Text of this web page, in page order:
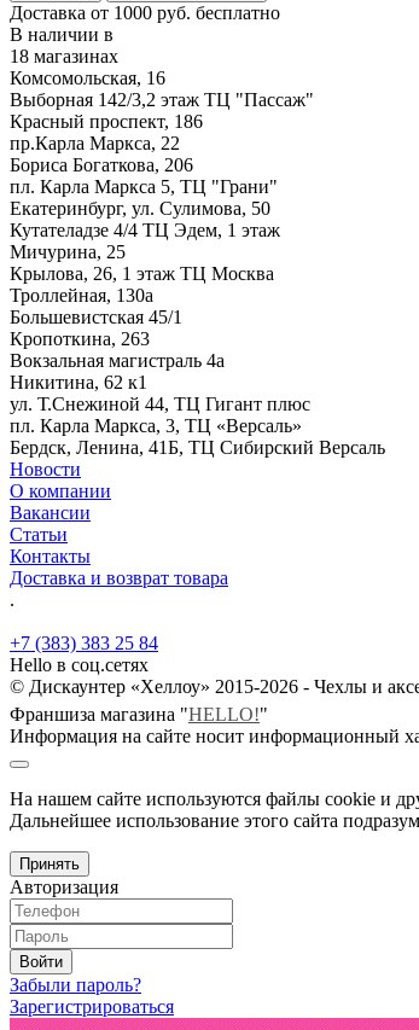
Доставка от 1000 руб. бесплатно
В наличии в
18 магазинах
Комсомольская, 16
Выборная 142/3,2 этаж ТЦ "Пассаж"
Красный проспект, 186
пр.Карла Маркса, 22
Бориса Богаткова, 206
пл. Карла Маркса 5, ТЦ "Грани"
Екатеринбург, ул. Сулимова, 50
Кутателадзе 4/4 ТЦ Эдем, 1 этаж
Мичурина, 25
Крылова, 26, 1 этаж ТЦ Москва
Троллейная, 130а
Большевистская 45/1
Кропоткина, 263
Вокзальная магистраль 4а
Никитина, 62 к1
ул. Т.Снежиной 44, ТЦ Гигант плюс
пл. Карла Маркса, 3, ТЦ «Версаль»
Бердск, Ленина, 41Б, ТЦ Сибирский Версаль
Новости
О компании
Вакансии
Статьи
Контакты
Доставка и возврат товара
.
+7 (383) 383 25 84
Hello в соц.сетях
© Дискаунтер «Хеллоу» 2015-2026 - Чехлы и
Франшиза магазина "HELLO!"
Информация на сайте носит информационный
На нашем сайте используются файлы cookie и
Дальнейшее использование этого сайта
Принять
Авторизация
Войти
Забыли пароль?
Зарегистрироваться